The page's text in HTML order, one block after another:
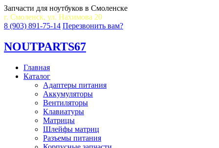
Запчасти для ноутбуков в Смоленске
г. Смоленск, ул. Нахимова 20
8 (903) 891-75-14 Перезвонить вам?
NOUTPARTS67
Главная
Каталог
Адаптеры питания
Аккумуляторы
Вентиляторы
Клавиатуры
Матрицы
Шлейфы матриц
Разъемы питания